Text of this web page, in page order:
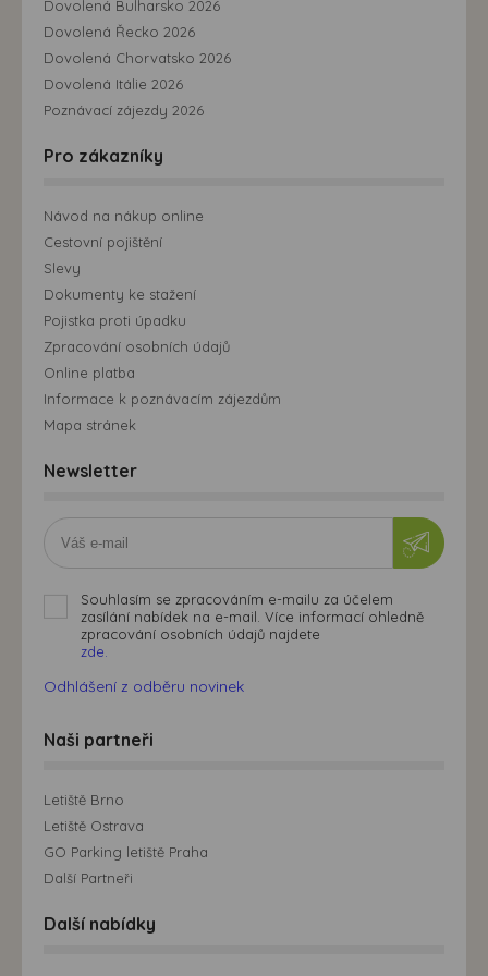
Dovolená Bulharsko 2026
Dovolená Řecko 2026
Dovolená Chorvatsko 2026
Dovolená Itálie 2026
Poznávací zájezdy 2026
Pro zákazníky
Návod na nákup online
Cestovní pojištění
Slevy
Dokumenty ke stažení
Pojistka proti úpadku
Zpracování osobních údajů
Online platba
Informace k poznávacím zájezdům
Mapa stránek
Newsletter
Souhlasím se zpracováním e-mailu za účelem
zasílání nabídek na e-mail. Více informací ohledně
zpracování osobních údajů najdete
zde.
Odhlášení z odběru novinek
Naši partneři
Letiště Brno
Letiště Ostrava
GO Parking letiště Praha
Další Partneři
Další nabídky